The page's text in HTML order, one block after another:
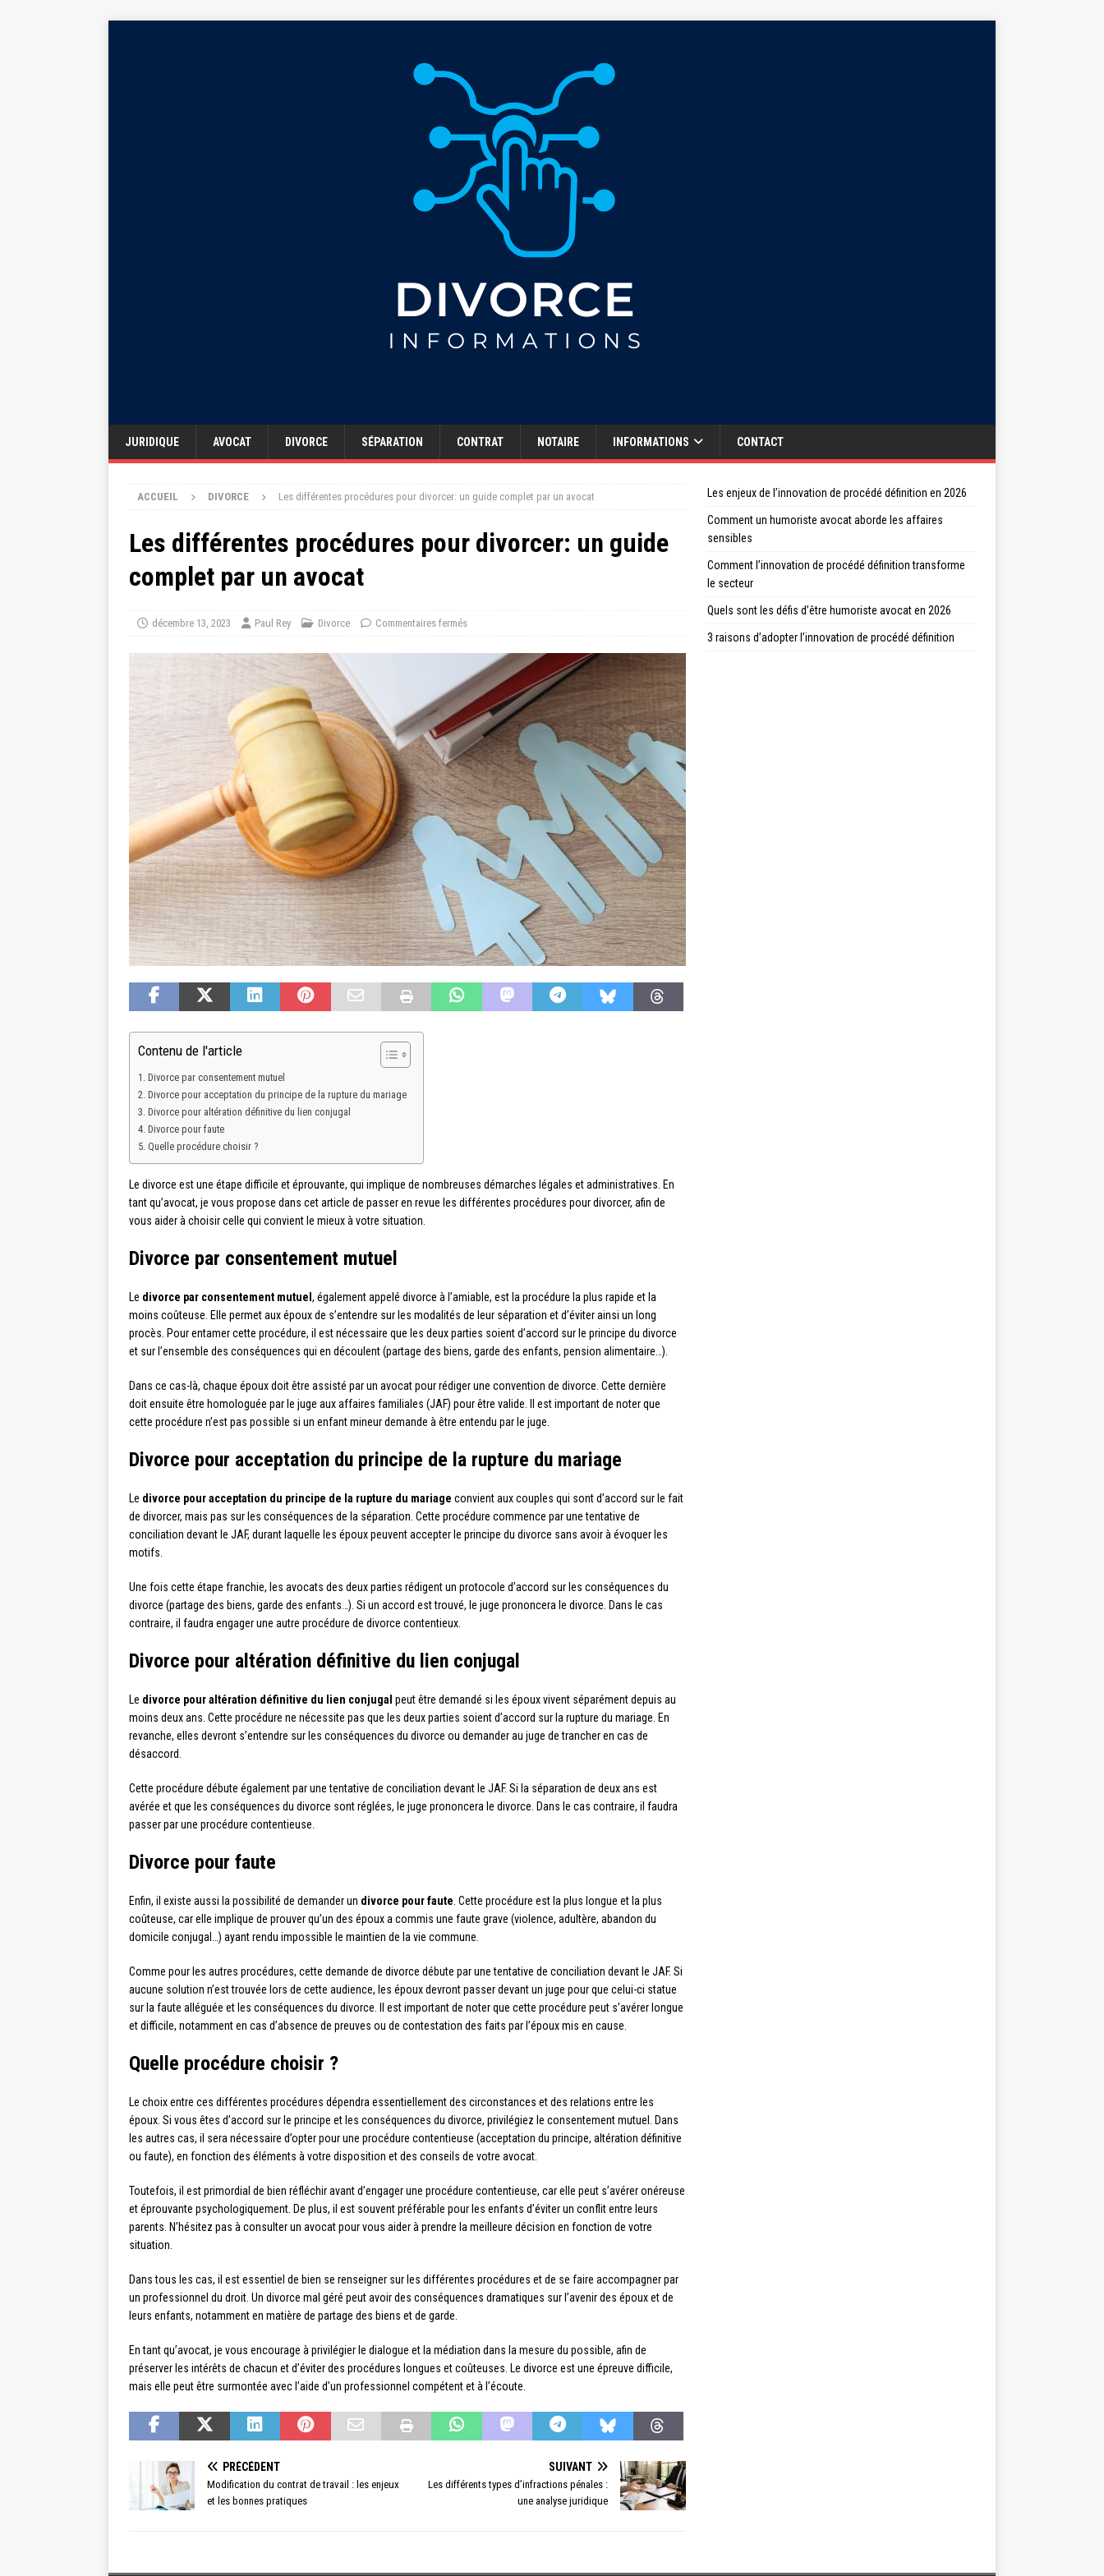
JURIDIQUE AVOCAT DIVORCE SÉPARATION CONTRAT NOTAIRE INFORMATIONS CONTACT
ACCUEIL DIVORCE Les différentes procédures pour divorcer: un guide complet par un avocat
Les différentes procédures pour divorcer: un guide
complet par un avocat
décembre 13, 2023 Paul Rey Divorce Commentaires fermés
Contenu de l'article
Divorce par consentement mutuel
Divorce pour acceptation du principe de la rupture du mariage
Divorce pour altération définitive du lien conjugal
Divorce pour faute
Quelle procédure choisir ?
Le divorce est une étape difficile et éprouvante, qui implique de nombreuses démarches légales et administratives. En
tant qu’avocat, je vous propose dans cet article de passer en revue les différentes procédures pour divorcer, afin de
vous aider à choisir celle qui convient le mieux à votre situation.
Divorce par consentement mutuel
Le divorce par consentement mutuel , également appelé divorce à l’amiable, est la procédure la plus rapide et la
moins coûteuse. Elle permet aux époux de s’entendre sur les modalités de leur séparation et d’éviter ainsi un long
procès. Pour entamer cette procédure, il est nécessaire que les deux parties soient d’accord sur le principe du divorce
et sur l’ensemble des conséquences qui en découlent (partage des biens, garde des enfants, pension alimentaire…).
Dans ce cas-là, chaque époux doit être assisté par un avocat pour rédiger une convention de divorce. Cette dernière
doit ensuite être homologuée par le juge aux affaires familiales (JAF) pour être valide. Il est important de noter que
cette procédure n’est pas possible si un enfant mineur demande à être entendu par le juge.
Divorce pour acceptation du principe de la rupture du mariage
Le divorce pour acceptation du principe de la rupture du mariage convient aux couples qui sont d’accord sur le fait
de divorcer, mais pas sur les conséquences de la séparation. Cette procédure commence par une tentative de
conciliation devant le JAF, durant laquelle les époux peuvent accepter le principe du divorce sans avoir à évoquer les
motifs.
Une fois cette étape franchie, les avocats des deux parties rédigent un protocole d’accord sur les conséquences du
divorce (partage des biens, garde des enfants…). Si un accord est trouvé, le juge prononcera le divorce. Dans le cas
contraire, il faudra engager une autre procédure de divorce contentieux.
Divorce pour altération définitive du lien conjugal
Le divorce pour altération définitive du lien conjugal peut être demandé si les époux vivent séparément depuis au
moins deux ans. Cette procédure ne nécessite pas que les deux parties soient d’accord sur la rupture du mariage. En
revanche, elles devront s’entendre sur les conséquences du divorce ou demander au juge de trancher en cas de
désaccord.
Cette procédure débute également par une tentative de conciliation devant le JAF. Si la séparation de deux ans est
avérée et que les conséquences du divorce sont réglées, le juge prononcera le divorce. Dans le cas contraire, il faudra
passer par une procédure contentieuse.
Divorce pour faute
Enfin, il existe aussi la possibilité de demander un divorce pour faute . Cette procédure est la plus longue et la plus
coûteuse, car elle implique de prouver qu’un des époux a commis une faute grave (violence, adultère, abandon du
domicile conjugal…) ayant rendu impossible le maintien de la vie commune.
Comme pour les autres procédures, cette demande de divorce débute par une tentative de conciliation devant le JAF. Si
aucune solution n’est trouvée lors de cette audience, les époux devront passer devant un juge pour que celui-ci statue
sur la faute alléguée et les conséquences du divorce. Il est important de noter que cette procédure peut s’avérer longue
et difficile, notamment en cas d’absence de preuves ou de contestation des faits par l’époux mis en cause.
Quelle procédure choisir ?
Le choix entre ces différentes procédures dépendra essentiellement des circonstances et des relations entre les
époux. Si vous êtes d’accord sur le principe et les conséquences du divorce, privilégiez le consentement mutuel. Dans
les autres cas, il sera nécessaire d’opter pour une procédure contentieuse (acceptation du principe, altération définitive
ou faute), en fonction des éléments à votre disposition et des conseils de votre avocat.
Toutefois, il est primordial de bien réfléchir avant d’engager une procédure contentieuse, car elle peut s’avérer onéreuse
et éprouvante psychologiquement. De plus, il est souvent préférable pour les enfants d’éviter un conflit entre leurs
parents. N’hésitez pas à consulter un avocat pour vous aider à prendre la meilleure décision en fonction de votre
situation.
Dans tous les cas, il est essentiel de bien se renseigner sur les différentes procédures et de se faire accompagner par
un professionnel du droit. Un divorce mal géré peut avoir des conséquences dramatiques sur l’avenir des époux et de
leurs enfants, notamment en matière de partage des biens et de garde.
En tant qu’avocat, je vous encourage à privilégier le dialogue et la médiation dans la mesure du possible, afin de
préserver les intérêts de chacun et d’éviter des procédures longues et coûteuses. Le divorce est une épreuve difficile,
mais elle peut être surmontée avec l’aide d’un professionnel compétent et à l’écoute.
PRÉCÉDENT
Modification du contrat de travail : les enjeux
et les bonnes pratiques
SUIVANT
Les différents types d’infractions pénales :
une analyse juridique
Les enjeux de l’innovation de procédé définition en 2026
Comment un humoriste avocat aborde les affaires
sensibles
Comment l’innovation de procédé définition transforme
le secteur
Quels sont les défis d’être humoriste avocat en 2026
3 raisons d’adopter l’innovation de procédé définition